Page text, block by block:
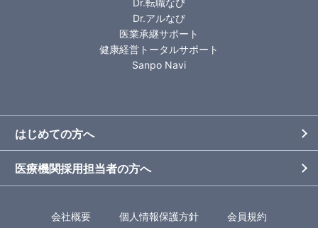
Dr.転職なび
Dr.アルなび
医業承継サポート
健康経営トータルサポート
Sanpo Navi
はじめての方へ
医療機関採用担当者の方へ
会社概要 個人情報保護方針 会員規約